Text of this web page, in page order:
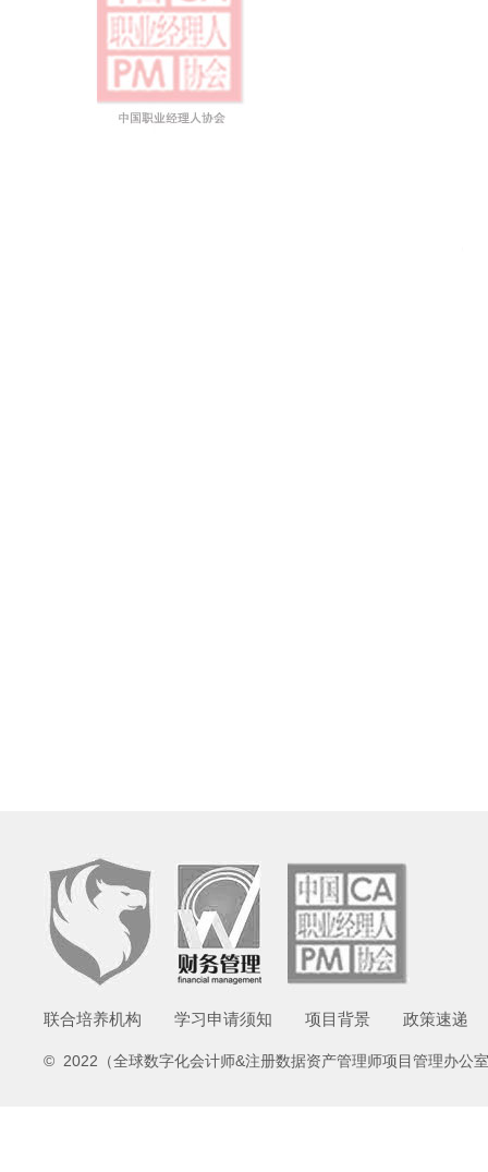
联合培养机构 学习申请须知 项目背景 政策速递
© 2022（全球数字化会计师&注册数据资产管理师项目管理办公